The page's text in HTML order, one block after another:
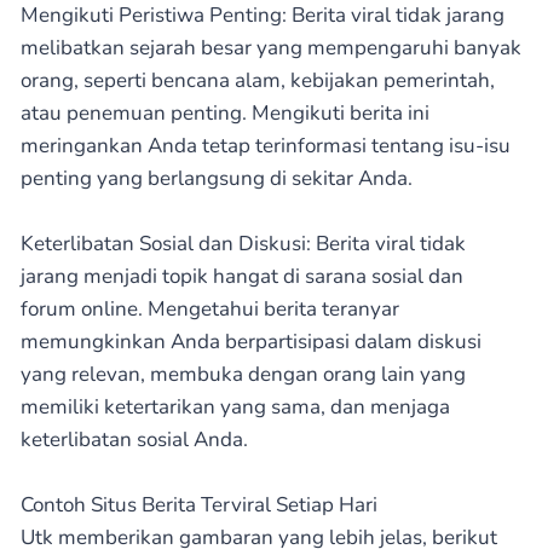
Mengikuti Peristiwa Penting: Berita viral tidak jarang
melibatkan sejarah besar yang mempengaruhi banyak
orang, seperti bencana alam, kebijakan pemerintah,
atau penemuan penting. Mengikuti berita ini
meringankan Anda tetap terinformasi tentang isu-isu
penting yang berlangsung di sekitar Anda.
Keterlibatan Sosial dan Diskusi: Berita viral tidak
jarang menjadi topik hangat di sarana sosial dan
forum online. Mengetahui berita teranyar
memungkinkan Anda berpartisipasi dalam diskusi
yang relevan, membuka dengan orang lain yang
memiliki ketertarikan yang sama, dan menjaga
keterlibatan sosial Anda.
Contoh Situs Berita Terviral Setiap Hari
Utk memberikan gambaran yang lebih jelas, berikut